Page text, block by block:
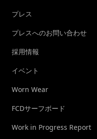
プレス
プレスへのお問い合わせ
採用情報
イベント
Worn Wear
FCDサーフボード
Work in Progress Report